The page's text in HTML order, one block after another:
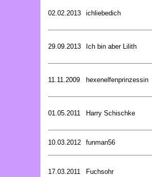
02.02.2013 ichliebedich
29.09.2013 Ich bin aber Lilith
11.11.2009 hexenelfenprinzessin
01.05.2011 Harry Schischke
10.03.2012 funman56
17.03.2011 Fuchsohr